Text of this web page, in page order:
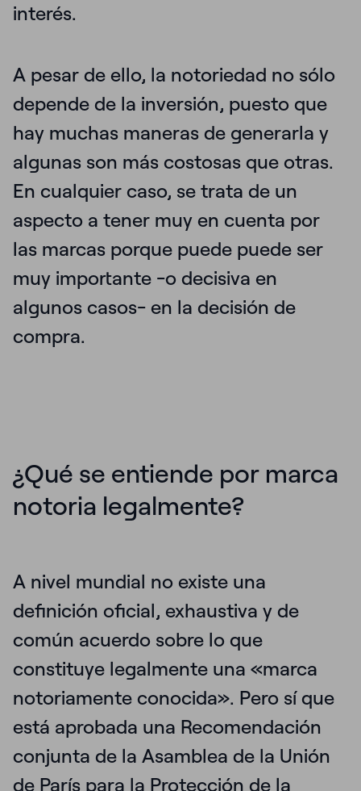
interés.
A pesar de ello, la notoriedad no sólo
depende de la inversión, puesto que
hay muchas maneras de generarla y
algunas son más costosas que otras.
En cualquier caso, se trata de un
aspecto a tener muy en cuenta por
las marcas porque puede puede ser
muy importante -o decisiva en
algunos casos- en la decisión de
compra.
¿Qué se entiende por marca
notoria legalmente?
A nivel mundial no existe una
definición oficial, exhaustiva y de
común acuerdo sobre lo que
constituye legalmente una «marca
notoriamente conocida». Pero sí que
está aprobada una Recomendación
conjunta de la Asamblea de la Unión
de París para la Protección de la